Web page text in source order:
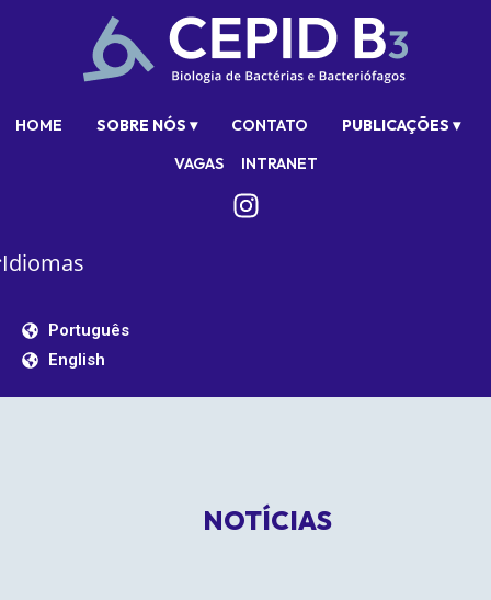
HOME SOBRE NÓS ▾ CONTATO
PUBLICAÇÕES ▾
VAGAS
INTRANET
Idiomas
Português
English
NOTÍCIAS